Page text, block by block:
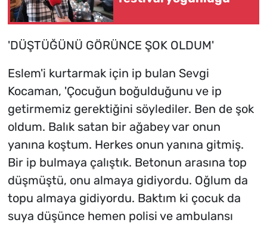
'DÜŞTÜĞÜNÜ GÖRÜNCE ŞOK OLDUM'
Eslem'i kurtarmak için ip bulan Sevgi
Kocaman, 'Çocuğun boğulduğunu ve ip
getirmemiz gerektiğini söylediler. Ben de şok
oldum. Balık satan bir ağabey var onun
yanına koştum. Herkes onun yanına gitmiş.
Bir ip bulmaya çalıştık. Betonun arasına top
düşmüştü, onu almaya gidiyordu. Oğlum da
topu almaya gidiyordu. Baktım ki çocuk da
suya düşünce hemen polisi ve ambulansı